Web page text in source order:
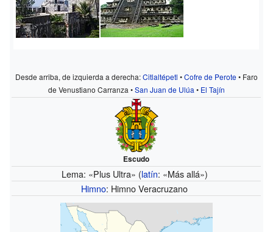
Desde arriba, de izquierda a derecha:Citlaltépetl •Cofre de Perote• Faro
de Venustiano Carranza •San Juan de Ulúa • El Tajín
Escudo
Lema: «Plus Ultra» (latín: «Más allá»)
Himno: Himno Veracruzano